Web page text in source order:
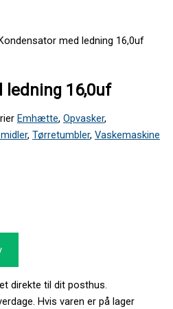
med ledning 16,0uf
ledning 16,0uf
Emhætte, Opvasker,
, Tørretumbler, Vaskemaskine
direkte til dit posthus.
Hvis varen er på lager